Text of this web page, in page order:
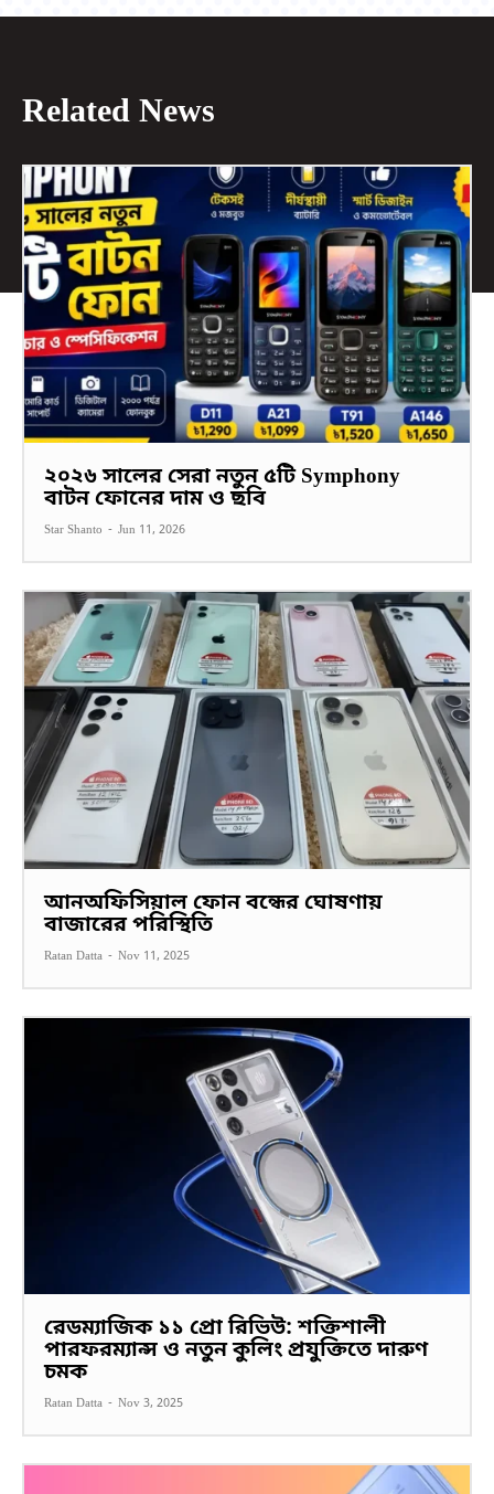
Related News
২০২৬ সালের সেরা নতুন ৫টি Symphony
বাটন ফোনের দাম ও ছবি
Star Shanto - Jun 11, 2026
আনঅফিসিয়াল ফোন বন্ধের ঘোষণায়
বাজারের পরিস্থিতি
Ratan Datta - Nov 11, 2025
রেডম্যাজিক ১১ প্রো রিভিউ: শক্তিশালী
পারফরম্যান্স ও নতুন কুলিং প্রযুক্তিতে দারুণ
চমক
Ratan Datta - Nov 3, 2025